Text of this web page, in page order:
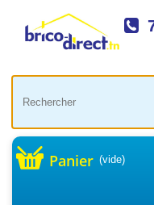
Panier (vide)